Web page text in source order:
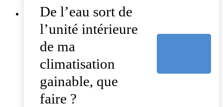
De l’eau sort de
l’unité intérieure
de ma
climatisation
gainable, que
faire ?